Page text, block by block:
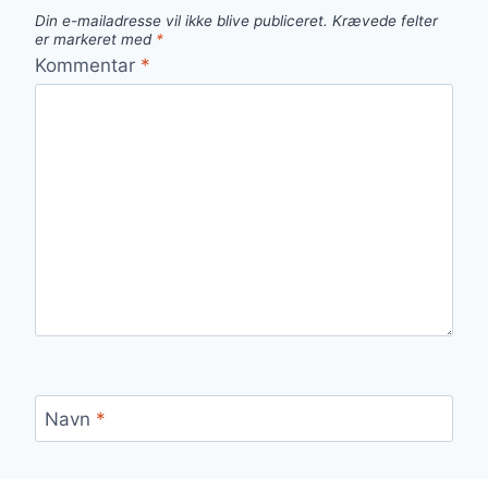
Din e-mailadresse vil ikke blive publiceret. Krævede felter
er markeret med *
Kommentar *
Navn *